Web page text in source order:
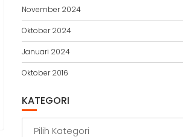
November 2024
Oktober 2024
Januari 2024
Oktober 2016
KATEGORI